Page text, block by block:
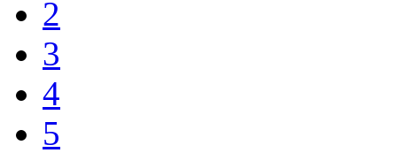
2
3
4
5